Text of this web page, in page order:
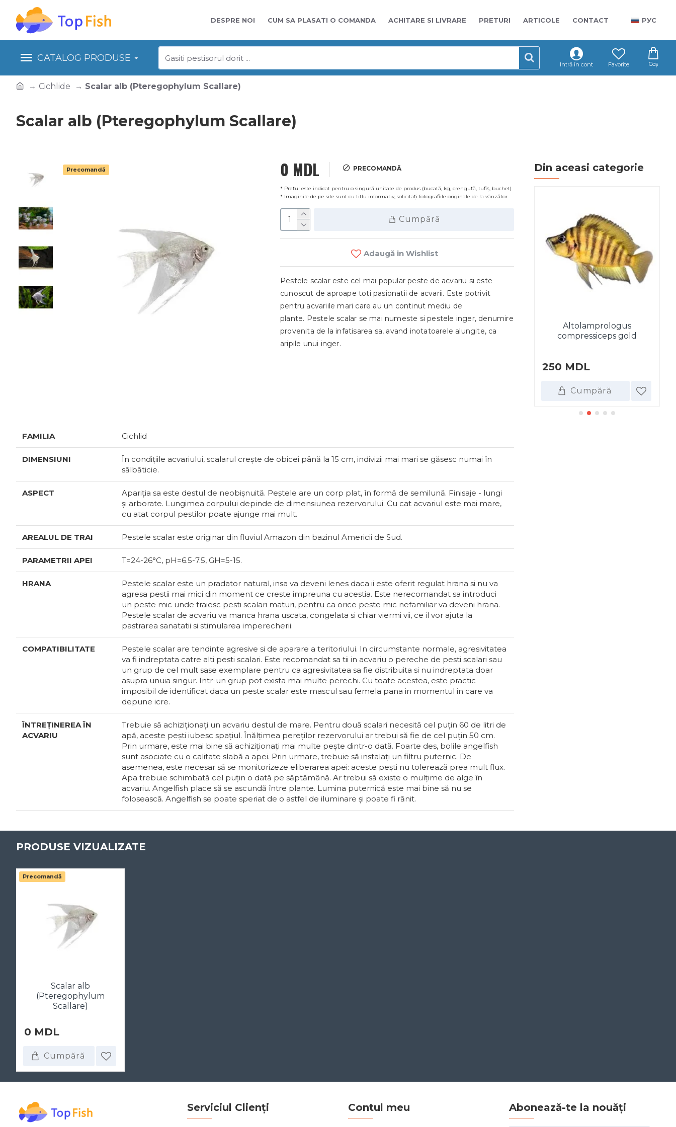
DESPRE NOI CUM SA PLASATI O COMANDA ACHITARE SI LIVRARE PRETURI ARTICOLE CONTACT РУС
CATALOG PRODUSE
Intră în cont Favorite Coș
Cichlide Scalar alb (Pteregophylum Scallare)
Scalar alb (Pteregophylum Scallare)
Precomandă 0 MDL PRECOMANDĂ
* Prețul este indicat pentru o singură unitate de produs (bucată, kg, crenguță, tufiș, buchet)
* Imaginile de pe site sunt cu titlu informativ, solicitați fotografiile originale de la vânzător
Cumpără
Adaugă in Wishlist
Pestele scalar este cel mai popular peste de acvariu si este
cunoscut de aproape toti pasionatii de acvarii. Este potrivit
pentru acvariile mari care au un continut mediu de
plante. Pestele scalar se mai numeste si pestele inger, denumire
provenita de la infatisarea sa, avand inotatoarele alungite, ca
aripile unui inger.
FAMILIA Cichlid
DIMENSIUNI
În condițiile acvariului, scalarul crește de obicei până la 15 cm, indivizii mai mari se găsesc numai în
sălbăticie.
ASPECT
Apariția sa este destul de neobișnuită. Peștele are un corp plat, în formă de semilună. Finisaje - lungi
și arborate. Lungimea corpului depinde de dimensiunea rezervorului. Cu cat acvariul este mai mare,
cu atat corpul pestilor poate ajunge mai mult.
AREALUL DE TRAI Pestele scalar este originar din fluviul Amazon din bazinul Americii de Sud.
PARAMETRII APEI Т=24-26°С, pH=6.5-7.5, GH=5-15.
HRANA
Pestele scalar este un pradator natural, insa va deveni lenes daca ii este oferit regulat hrana si nu va
agresa pestii mai mici din moment ce creste impreuna cu acestia. Este nerecomandat sa introduci
un peste mic unde traiesc pesti scalari maturi, pentru ca orice peste mic nefamiliar va deveni hrana.
Pestele scalar de acvariu va manca hrana uscata, congelata si chiar viermi vii, ce il vor ajuta la
pastrarea sanatatii si stimularea imperecherii.
COMPATIBILITATE
Pestele scalar are tendinte agresive si de aparare a teritoriului. In circumstante normale, agresivitatea
va fi indreptata catre alti pesti scalari. Este recomandat sa tii in acvariu o pereche de pesti scalari sau
un grup de cel mult sase exemplare pentru ca agresivitatea sa fie distribuita si nu indreptata doar
asupra unuia singur. Intr-un grup pot exista mai multe perechi. Cu toate acestea, este practic
imposibil de identificat daca un peste scalar este mascul sau femela pana in momentul in care va
depune icre.
ÎNTREȚINEREA ÎN
ACVARIU
Trebuie să achiziționați un acvariu destul de mare. Pentru două scalari necesită cel puțin 60 de litri de
apă, aceste pești iubesc spațiul. Înălțimea pereților rezervorului ar trebui să fie de cel puțin 50 cm.
Prin urmare, este mai bine să achiziționați mai multe pește dintr-o dată. Foarte des, bolile angelfish
sunt asociate cu o calitate slabă a apei. Prin urmare, trebuie să instalați un filtru puternic. De
asemenea, este necesar să se monitorizeze eliberarea apei: aceste pești nu tolerează prea mult flux.
Apa trebuie schimbată cel puțin o dată pe săptămână. Ar trebui să existe o mulțime de alge în
acvariu. Angelfish place să se ascundă între plante. Lumina puternică este mai bine să nu se
folosească. Angelfish se poate speriat de o astfel de iluminare și poate fi rănit.
Din aceasi categorie
Altolamprologus calvus
"black"
Altolamprologus
compressiceps gold
250 MDL
Cumpără
PRODUSE VIZUALIZATE
Precomandă
Scalar alb
(Pteregophylum
Scallare)
0 MDL
Cumpără
Serviciul Clienți Contul meu Abonează-te la nouăți